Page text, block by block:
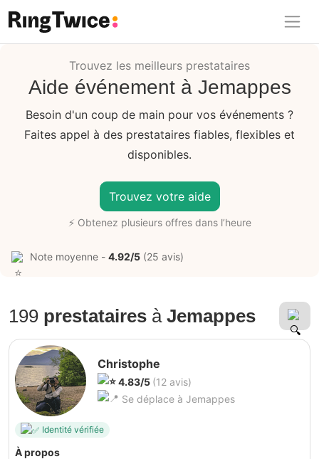
Ring Twice
Trouvez les meilleurs prestataires
Aide événement à Jemappes
Besoin d'un coup de main pour vos événements ?
Faites appel à des prestataires fiables, flexibles et
disponibles.
Trouvez votre aide
⚡ Obtenez plusieurs offres dans l’heure
Note moyenne - 4.92/5 (25 avis)
199 prestataires à Jemappes
Christophe
4.83/5 (12 avis)
Se déplace à Jemappes
Identité vérifiée
À propos